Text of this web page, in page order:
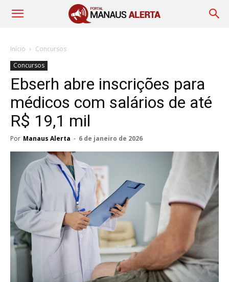
Início
Concursos
Concursos
Ebserh abre inscrições para
médicos com salários de até
R$ 19,1 mil
Por Manaus Alerta - 6 de janeiro de 2026